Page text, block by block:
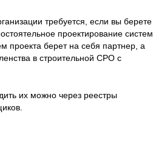
требуется, если вы берете
проектирование систем
проекта берет на себя партнер, а
в строительной СРО с
их можно через реестры